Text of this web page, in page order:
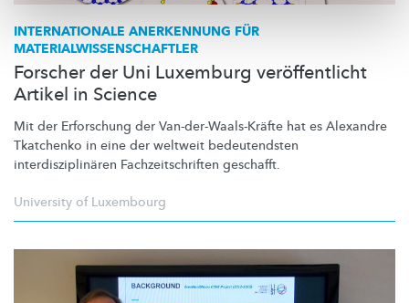
INTERNATIONALE ANERKENNUNG FÜR
MATERIALWISSENSCHAFTLER
Forscher der Uni Luxemburg veröffentlicht
Artikel in Science
Mit der Erforschung der Van-der-Waals-Kräfte hat es Alexandre
Tkatchenko in eine der weltweit bedeutendsten
interdisziplinären Fachzeitschriften geschafft.
University of Luxembourg